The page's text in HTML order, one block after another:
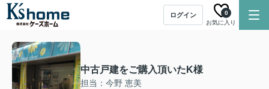
ログイン
お気に入り
0
中古戸建をご購入頂いたK様
担当：今野 恵美